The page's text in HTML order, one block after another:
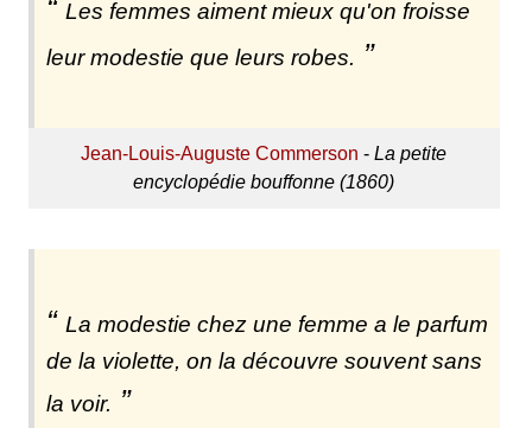
Les femmes aiment mieux qu'on froisse
leur modestie que leurs robes.
Jean-Louis-Auguste Commerson -La petite
encyclopédie bouffonne (1860)
La modestie chez une femme a le parfum
de la violette, on la découvre souvent sans
la voir.